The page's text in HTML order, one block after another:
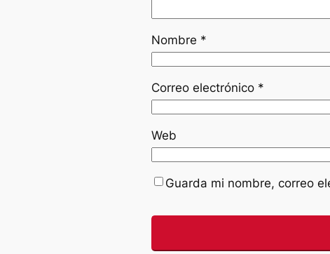
Nombre *
Correo electrónico *
Web
Guarda mi nombre, correo